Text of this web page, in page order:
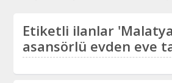
Etiketli ilanlar
asansörlü evden eve